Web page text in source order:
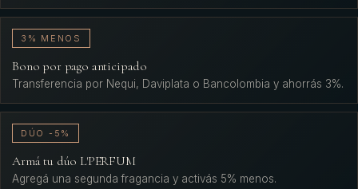
3% MENOS
Bono por pago anticipado
Transferencia por Nequi, Daviplata o Bancolombia y ahorrás 3%.
DÚO -5%
Armá tu dúo L'PERFUM
Agregá una segunda fragancia y activás 5% menos.